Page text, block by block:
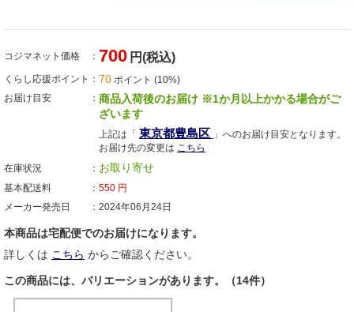
コジマネット価格 700 円(税込)
くらし応援ポイント 70 ポイント (10%)
お届け目安
商品入荷後のお届け ※1か月以上かかる場合がご
ざいます
上記は「 東京都豊島区 」へのお届け目安となります。
お届け先の変更は こちら
在庫状況
お取り寄せ
基本配送料 550 円
メーカー発売日
2024年06月24日
本商品は宅配便でのお届けになります。
詳しくは こちら からご確認ください。
この商品には、バリエーションがあります。（14件）